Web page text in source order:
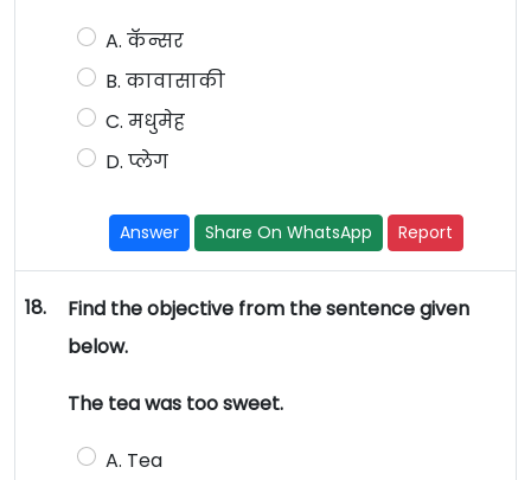
A. कॅन्सर
B. कावासाकी
C. मधुमेह
D. प्लेग
Answer Share On WhatsApp Report
18.
Find the objective from the sentence given
below.
The tea was too sweet.
A. Tea